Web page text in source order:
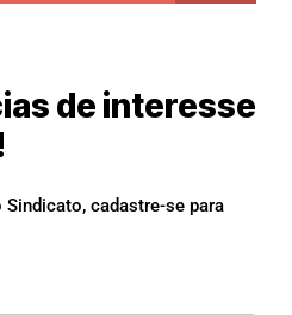
de interesse
cadastre-se para